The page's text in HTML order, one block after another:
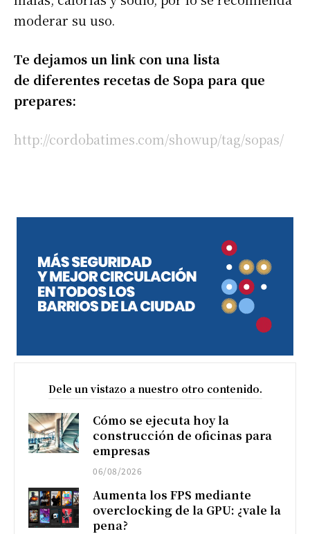
moderar su uso.
Te dejamos un link con una lista
de diferentes recetas de Sopa para que
prepares:
http://cordobatimes.com/showup/tag/sopas/
Dele un vistazo a nuestro otro contenido.
Cómo se ejecuta hoy la
construcción de oficinas para
empresas
06/08/2026
Aumenta los FPS mediante
overclocking de la GPU: ¿vale la
pena?